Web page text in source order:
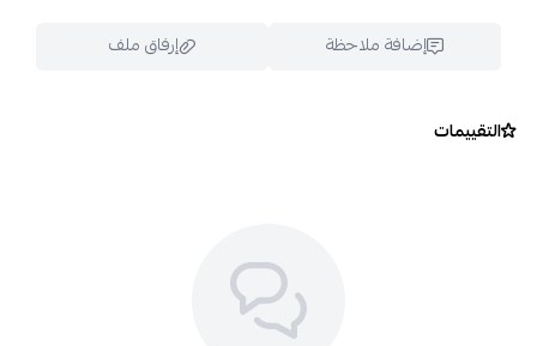
إضافة ملاحظة إرفاق ملف
التقييمات